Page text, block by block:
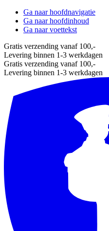
Ga naar hoofdnavigatie
Ga naar hoofdinhoud
Ga naar voettekst
Gratis verzending vanaf 100,-
Levering binnen 1-3 werkdagen
Gratis verzending vanaf 100,-
Levering binnen 1-3 werkdagen